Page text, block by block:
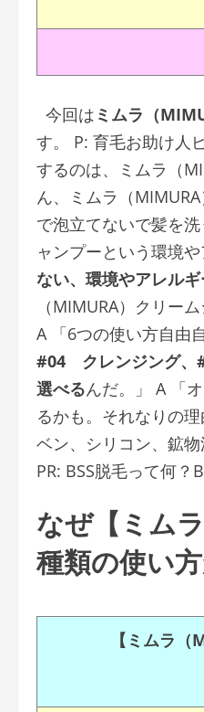
今回は ミムラ（
す。 P: 育毛お助け人
するのは、ミムラ（
ん、ミムラ（
で泡立てないで髪を
ャンプーという環境
ない、環境やアレル
（MIMURA）クリー
A 「6つの使い方自由
#04 クレンジング、
選べるんだ。」 A 「
るかも。それなりの
ベン、シリコン、鉱
PR: BSS脱毛って何？
なぜ【ミム
種類の使い
【ミムラ